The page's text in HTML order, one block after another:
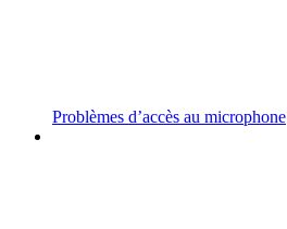
Problèmes d’accès au microphone